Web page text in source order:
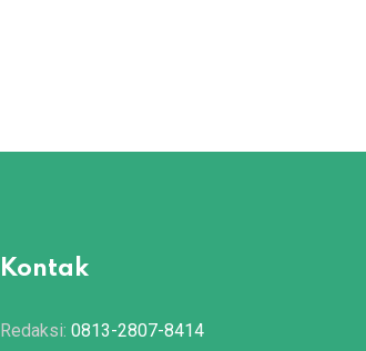
Kontak
Redaksi: 0813-2807-8414